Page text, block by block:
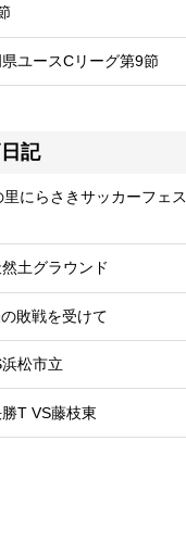
ユースCリーグ第9節
記
にらさきサッカーフェス
土グラウンド
敗戦を受けて
松市立
T VS藤枝東